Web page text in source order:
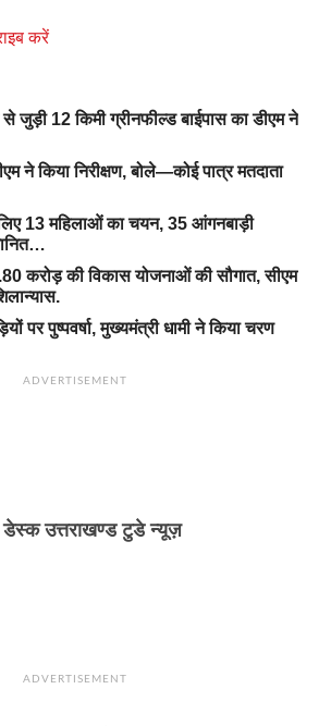
करें
से जुड़ी 12 किमी ग्रीनफील्ड बाईपास का डीएम ने
ने किया निरीक्षण, बोले—कोई पात्र मतदाता
13 महिलाओं का चयन, 35 आंगनबाड़ी
करोड़ की विकास योजनाओं की सौगात, सीएम
पर पुष्पवर्षा, मुख्यमंत्री धामी ने किया चरण
ADVERTISEMENT
उत्तराखण्ड टुडे न्यूज़
ADVERTISEMENT